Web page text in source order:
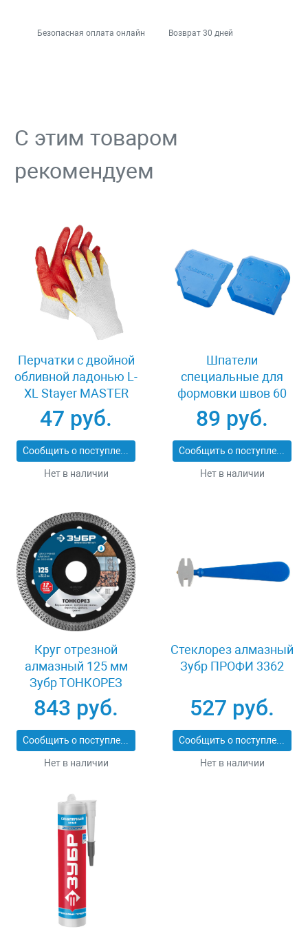
Безопасная оплата онлайн Возврат 30 дней
С этим товаром
рекомендуем
Перчатки c двойной
обливной ладонью L-
XL Stayer MASTER
11409-XL
47 руб.
Сообщить о поступлении
Нет в наличии
Шпатели
специальные для
формовки швов 60
мм Stayer 10165-H2
89 руб.
Сообщить о поступлении
Нет в наличии
Круг отрезной
алмазный 125 мм
Зубр ТОНКОРЕЗ
36659-125_z01
843 руб.
Сообщить о поступлении
Нет в наличии
Стеклорез алмазный
Зубр ПРОФИ 3362
527 руб.
Сообщить о поступлении
Нет в наличии